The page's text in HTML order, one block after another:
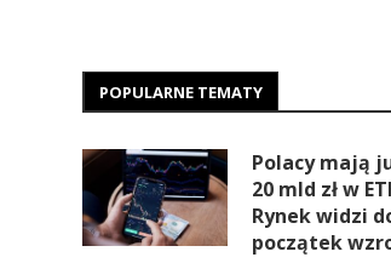
POPULARNE TEMATY
Polacy mają
20 mld zł w
Rynek widzi
początek